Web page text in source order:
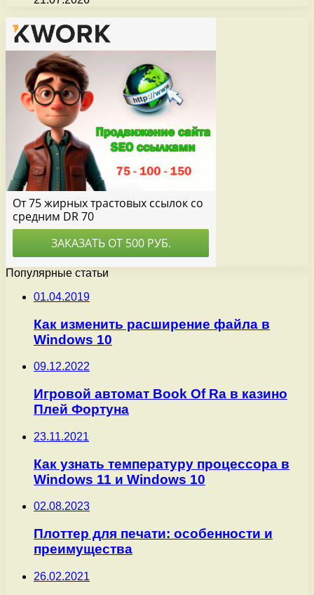
Популярные статьи
01.04.2019
Как изменить расширение файла в
Windows 10
09.12.2022
Игровой автомат Book Of Ra в казино
Плей Фортуна
23.11.2021
Как узнать температуру процессора в
Windows 11 и Windows 10
02.08.2023
Плоттер для печати: особенности и
преимущества
26.02.2021